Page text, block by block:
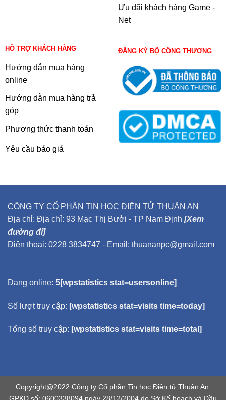
Ưu đãi khách hàng Game -
Net
HỖ TRỢ KHÁCH HÀNG
Hướng dẫn mua hàng
online
Hướng dẫn mua hàng trả
góp
Phương thức thanh toán
Yêu cầu báo giá
ĐĂNG KÝ BỘ CÔNG THƯƠNG
CÔNG TY CỔ PHẦN TIN HỌC ĐIỆN TỬ THUẬN AN
Địa chỉ: Địa chỉ: 93 Mạc Thị Bưởi - TP Nam Định [Xem
đường đi]
Điện thoại: 0228 3834747 - Email: thuananpc@gmail.com
Đang online: 5[wpstatistics stat=usersonline]
Số lượt truy cập: [wpstatistics stat=visits time=today]
Tổng số truy cập: [wpstatistics stat=visits time=total]
Copyright@2022 Công ty Cổ phần Tin học Điện tử Thuận An.
GPKD số: 0600338094 ngày 28/12/2004 do Sở Kế hoạch và Đầu